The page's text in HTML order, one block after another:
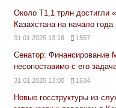
Около Т1,1 трлн достигли
Казахстана на начало года
31.01.2025 13:18 1557
Сенатор:
несопоставимо с его
31.01.2025 13:00 1634
Новые госструктуры из